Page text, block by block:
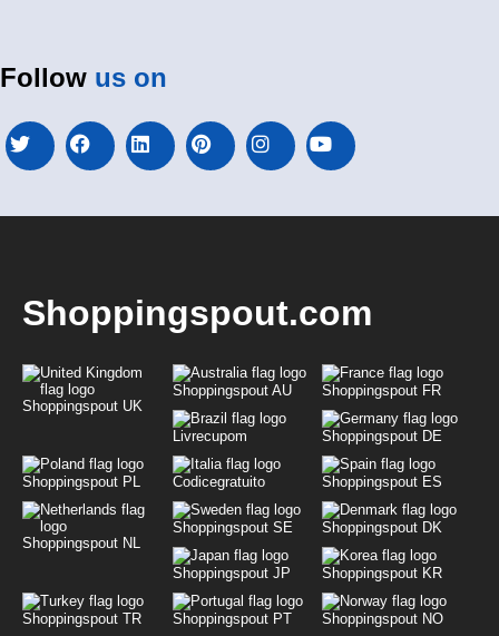
Follow us on
Shoppingspout.com
Shoppingspout UK
Shoppingspout AU Shoppingspout FR
Livrecupom Shoppingspout DE
Shoppingspout PL Codicegratuito Shoppingspout ES
Shoppingspout NL
Shoppingspout SE Shoppingspout DK
Shoppingspout JP Shoppingspout KR
Shoppingspout TR Shoppingspout PT Shoppingspout NO